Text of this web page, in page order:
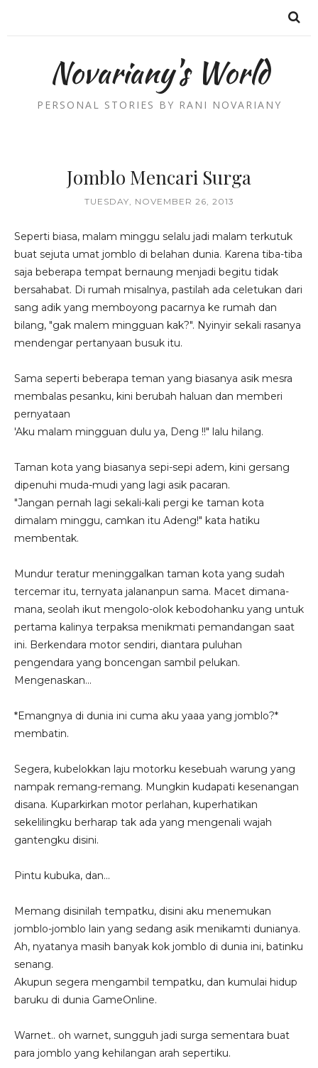
Novariany's World
PERSONAL STORIES BY RANI NOVARIANY
Jomblo Mencari Surga
TUESDAY, NOVEMBER 26, 2013
Seperti biasa, malam minggu selalu jadi malam terkutuk
buat sejuta umat jomblo di belahan dunia. Karena tiba-tiba
saja beberapa tempat bernaung menjadi begitu tidak
bersahabat. Di rumah misalnya, pastilah ada celetukan dari
sang adik yang memboyong pacarnya ke rumah dan
bilang, "gak malem mingguan kak?". Nyinyir sekali rasanya
mendengar pertanyaan busuk itu.
Sama seperti beberapa teman yang biasanya asik mesra
membalas pesanku, kini berubah haluan dan memberi
pernyataan
'Aku malam mingguan dulu ya, Deng !!" lalu hilang.
Taman kota yang biasanya sepi-sepi adem, kini gersang
dipenuhi muda-mudi yang lagi asik pacaran.
"Jangan pernah lagi sekali-kali pergi ke taman kota
dimalam minggu, camkan itu Adeng!" kata hatiku
membentak.
Mundur teratur meninggalkan taman kota yang sudah
tercemar itu, ternyata jalananpun sama. Macet dimana-
mana, seolah ikut mengolo-olok kebodohanku yang untuk
pertama kalinya terpaksa menikmati pemandangan saat
ini. Berkendara motor sendiri, diantara puluhan
pengendara yang boncengan sambil pelukan.
Mengenaskan...
*Emangnya di dunia ini cuma aku yaaa yang jomblo?*
membatin.
Segera, kubelokkan laju motorku kesebuah warung yang
nampak remang-remang. Mungkin kudapati kesenangan
disana. Kuparkirkan motor perlahan, kuperhatikan
sekelilingku berharap tak ada yang mengenali wajah
gantengku disini.
Pintu kubuka, dan...
Memang disinilah tempatku, disini aku menemukan
jomblo-jomblo lain yang sedang asik menikamti dunianya.
Ah, nyatanya masih banyak kok jomblo di dunia ini, batinku
senang.
Akupun segera mengambil tempatku, dan kumulai hidup
baruku di dunia GameOnline.
Warnet.. oh warnet, sungguh jadi surga sementara buat
para jomblo yang kehilangan arah sepertiku.